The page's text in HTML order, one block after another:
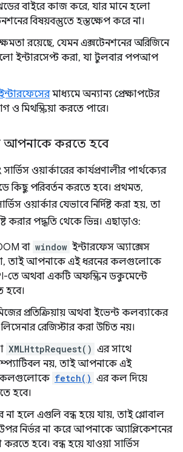
বাইরে কাজ করে, যার মানে হলো
বিষয়বস্তুতে হস্তক্ষেপ করে না।
রয়েছে, যেমন এক্সটেনশনের অরিজিনে
ইন্টারসেপ্ট করা, যা টুলবার পপআপ
মাধ্যমে অন্যান্য প্রেক্ষাপটের
ও মিথস্ক্রিয়া করতে পারে।
আপনাকে করতে হবে
সার্ভিস ওয়ার্কারের কার্যপ্রণালীর পার্থক্যের
পরিবর্তন করতে হবে। প্রথমত,
ওয়ার্কার যেভাবে নির্দিষ্ট করা হয়, তা
করার পদ্ধতি থেকে ভিন্ন। এছাড়াও:
বা window ইন্টারফেস অ্যাক্সেস
তাই আপনাকে এই ধরনের কলগুলোকে
তে অথবা একটি অফস্ক্রিন ডকুমেন্টে
হবে।
প্রতিক্রিয়ায় অথবা ইভেন্ট কলব্যাকের
রেজিস্টার করা উচিত নয়।
XMLHttpRequest() এর সাথে
নয়, তাই আপনাকে এই
কলগুলোকে fetch() এর কল দিয়ে
হবে।
না হলে এগুলি বন্ধ হয়ে যায়, তাই গ্লোবাল
নির্ভর না করে আপনাকে অ্যাপ্লিকেশনের
করতে হবে। বন্ধ হয়ে যাওয়া সার্ভিস